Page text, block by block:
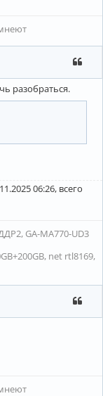
разобраться.
06:26, всего
GA-MA770-UD3
net rtl8169,